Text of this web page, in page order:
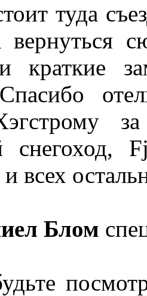
туда
вернуться
краткие
снегоход,
и всех
Блом